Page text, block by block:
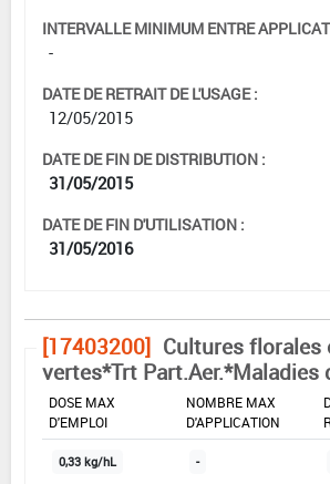
INTERVALLE MINIMUM ENTRE
-
DATE DE RETRAIT DE L'USAGE :
12/05/2015
DATE DE FIN DE DISTRIBUTION :
31/05/2015
DATE DE FIN D'UTILISATION :
31/05/2016
[17403200] Cultures florales
vertes*Trt Part.Aer.*Maladies
DOSE MAX
D'EMPLOI
NOMBRE MAX
D'APPLICATION
0,33 kg/hL -